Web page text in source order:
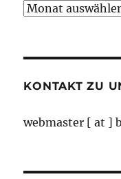
Neuigkeiten
KONTAKT ZU
webmaster [ at ]